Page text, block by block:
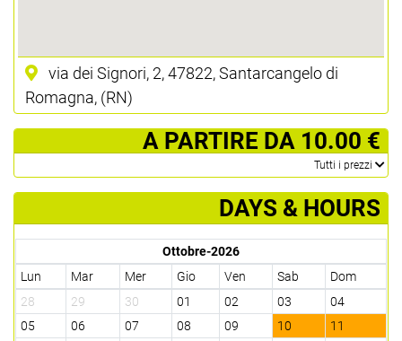
via dei Signori, 2, 47822, Santarcangelo di
Romagna, (RN)
­ A PARTIRE DA 10.00 €
­Tutti i prezzi
DAYS & HOURS
Ottobre-2026
Lun
Mar Mer Gio Ven Sab
Dom
28
29 30 01 02 03
04
05
06 07 08 09 10
11